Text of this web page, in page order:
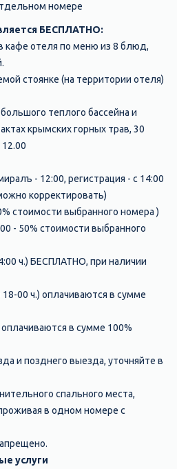
отдельном номере
БЕСПЛАТНО:
кафе отеля по меню из 8 блюд,
стоянке (на территории отеля)
теплого бассейна и
крымских горных трав, 30
- 12:00, регистрация - с 14:00
корректировать)
стоимости выбранного номера )
- 50% стоимости выбранного
ч.) БЕСПЛАТНО, при наличии
00 ч.) оплачиваются в сумме
в сумме 100%
и позднего выезда, уточняйте в
спального места,
в одном номере с
услуги